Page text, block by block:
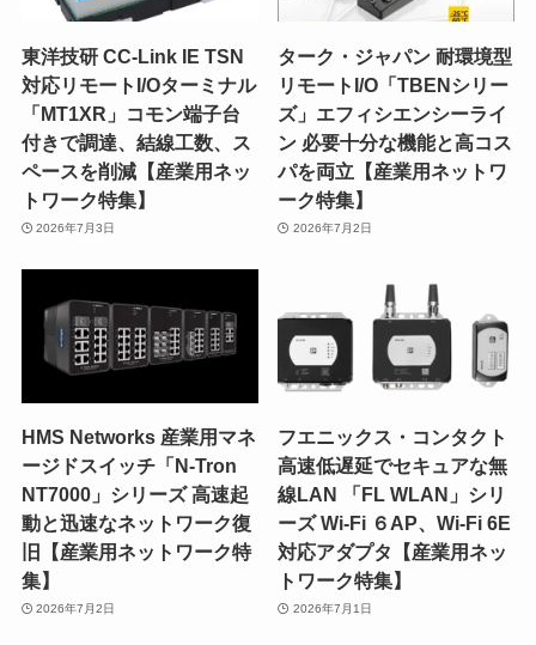
東洋技研 CC-Link IE TSN
対応リモートI/Oターミナル
「MT1XR」コモン端子台
付きで調達、結線工数、ス
ペースを削減【産業用ネッ
トワーク特集】
2026年7月3日
ターク・ジャパン 耐環境型
リモートI/O「TBENシリー
ズ」エフィシエンシーライ
ン 必要十分な機能と高コス
パを両立【産業用ネットワ
ーク特集】
2026年7月2日
HMS Networks 産業用マネ
ージドスイッチ「N-Tron
NT7000」シリーズ 高速起
動と迅速なネットワーク復
旧【産業用ネットワーク特
集】
2026年7月2日
フエニックス・コンタクト
高速低遅延でセキュアな無
線LAN 「FL WLAN」シリ
ーズ Wi-Fi ６AP、Wi-Fi 6E
対応アダプタ【産業用ネッ
トワーク特集】
2026年7月1日